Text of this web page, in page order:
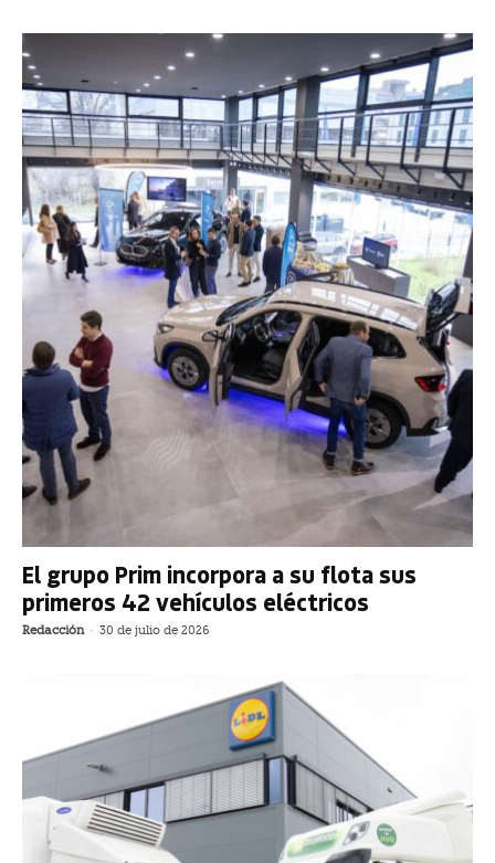
El grupo Prim incorpora a su flota sus
primeros 42 vehículos eléctricos
Redacción - 30 de julio de 2026